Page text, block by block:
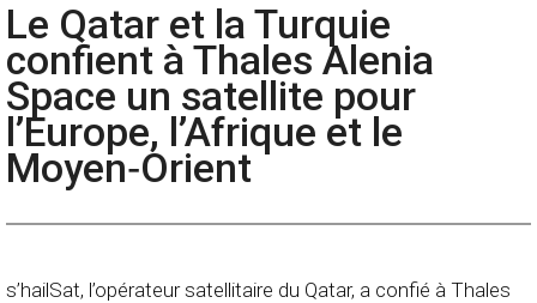
Le Qatar et la Turquie
confient à Thales Alenia
Space un satellite pour
l’Europe, l’Afrique et le
Moyen‑Orient
s’hailSat, l’opérateur satellitaire du Qatar, a confié à Thales